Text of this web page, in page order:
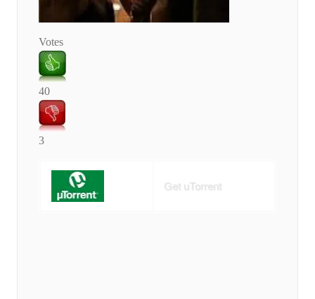
Votes
40
3
Get uTorrent